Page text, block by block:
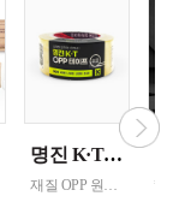
명진 K·T OPP테이프 80M(투명) 48mmx80M 50개 한박스단위 판매
재질 OPP 원산지 한국 BARCODE 8809357185789